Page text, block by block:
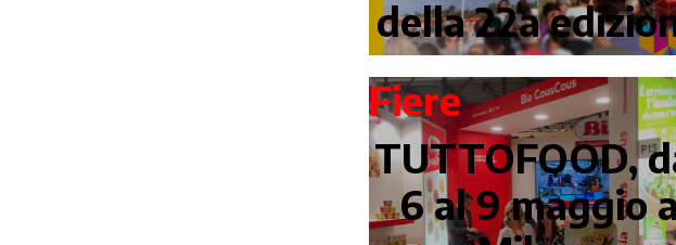
della 22a
Fiere
TUTTOFOOD,
6 al 9 maggio